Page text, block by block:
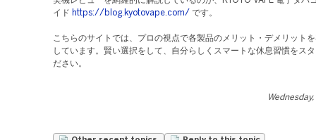
イド https://blog.kyotovape.com/ です。
こちらのサイトでは、プロの視点で各製品のメリット・デメリット
しています。賢い選択をして、自分らしくスマートな休息習慣をス
ださい。